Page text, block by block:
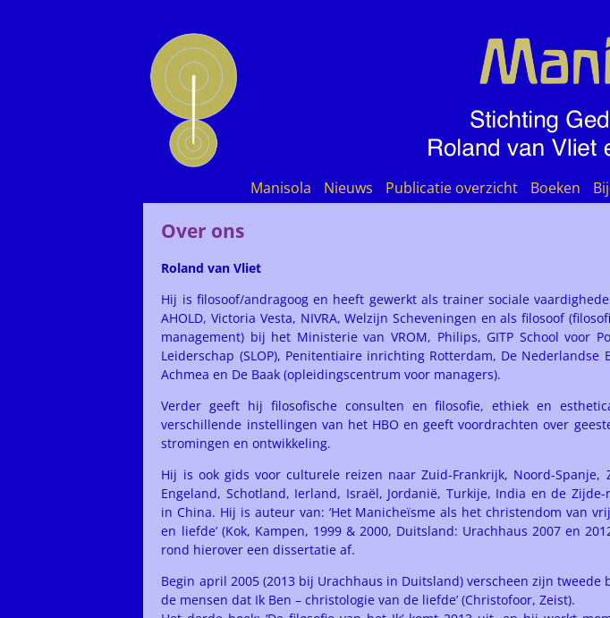
Manisola Nieuws Publicatie overzicht Boeken
Over ons
Roland van Vliet
Hij is filosoof/andragoog en heeft gewerkt als trainer sociale
AHOLD, Victoria Vesta, NIVRA, Welzijn Scheveningen en als filosoof
management) bij het Ministerie van VROM, Philips, GITP School voor
Leiderschap (SLOP), Penitentiaire inrichting Rotterdam, De Nederlandse
Achmea en De Baak (opleidingscentrum voor managers).
Verder geeft hij filosofische consulten en filosofie, ethiek en
verschillende instellingen van het HBO en geeft voordrachten over
stromingen en ontwikkeling.
Hij is ook gids voor culturele reizen naar Zuid-Frankrijk, Noord-Spanje,
Engeland, Schotland, Ierland, Israël, Jordanië, Turkije, India en de Zijde-
in China. Hij is auteur van: ‘Het Manicheïsme als het christendom van
en liefde’ (Kok, Kampen, 1999 & 2000, Duitsland: Urachhaus 2007 en
rond hierover een dissertatie af.
Begin april 2005 (2013 bij Urachhaus in Duitsland) verscheen zijn
de mensen dat Ik Ben – christologie van de liefde’ (Christofoor, Zeist).